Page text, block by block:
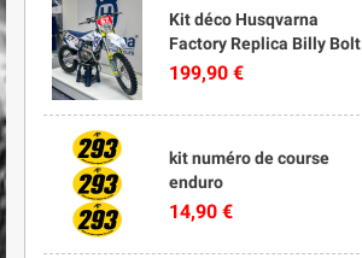
Kit déco Husqvarna
Factory Replica Billy Bolt
199,90 €
kit numéro de course
enduro
14,90 €